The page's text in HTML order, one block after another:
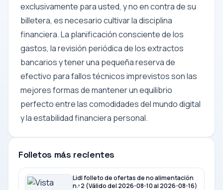
exclusivamente para usted, y no en contra de su
billetera, es necesario cultivar la disciplina
financiera. La planificación consciente de los
gastos, la revisión periódica de los extractos
bancarios y tener una pequeña reserva de
efectivo para fallos técnicos imprevistos son las
mejores formas de mantener un equilibrio
perfecto entre las comodidades del mundo digital
y la estabilidad financiera personal.
Folletos más recientes
Lidl folleto de ofertas de no alimentación
n.º 2 (Válido del 2026-08-10 al 2026-08-16)